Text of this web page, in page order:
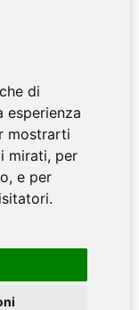
di
esperienza
mostrarti
mirati, per
e per